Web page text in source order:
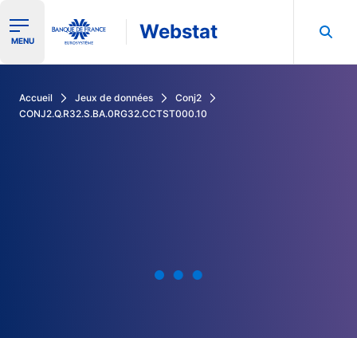
Ouvrir le menu de navigation
MENU Webstat
Accueil Jeux de données
Conj2
CONJ2.Q.R32.S.BA.0RG32.CCTST000.10